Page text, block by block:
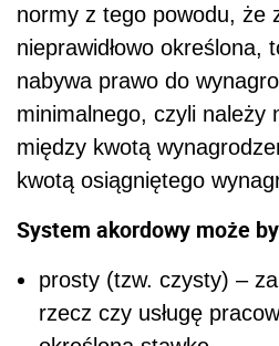
normy z tego powodu, że
nieprawidłowo określona,
nabywa prawo do
minimalnego, czyli należy
między kwotą
kwotą osiągniętego
System akordowy może
prosty (tzw. czysty) –
rzecz czy usługę